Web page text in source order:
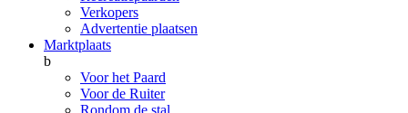
Verkopers
Advertentie plaatsen
Marktplaats
b
Voor het Paard
Voor de Ruiter
Rondom de stal